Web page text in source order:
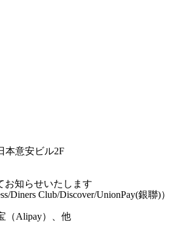
本意安ビル2F
お知らせいたします
Diners Club/Discover/UnionPay(銀聯)）
（Alipay）、他